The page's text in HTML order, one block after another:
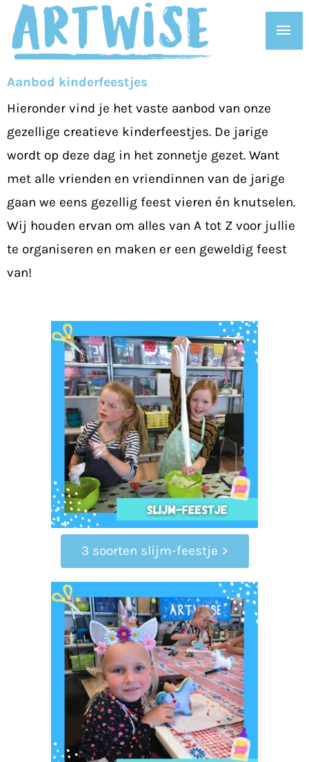
naar
inhoud
Aanbod kinderfeestjes
Hieronder vind je het vaste aanbod van onze
gezellige creatieve kinderfeestjes. De jarige
wordt op deze dag in het zonnetje gezet. Want
met alle vrienden en vriendinnen van de jarige
gaan we eens gezellig feest vieren én knutselen.
Wij houden ervan om alles van A tot Z voor jullie
te organiseren en maken er een geweldig feest
van!
3 soorten slijm-feestje >